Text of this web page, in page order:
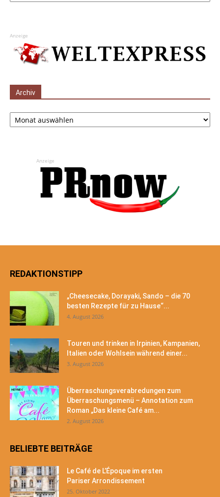
Anzeige
Archiv
Archiv
Anzeige
REDAKTIONSTIPP
„Cheesecake, Dorayaki, Sando – die 70
besten Rezepte für zu Hause“...
4. August 2026
Touren und trinken in Irpinien, Kampanien,
Italien oder Wohlsein während einer...
3. August 2026
Überraschungsverabredungen zum
Überraschungsmenü – Annotation zum
Roman „Das kleine Café am...
2. August 2026
BELIEBTE BEITRÄGE
Le Café de L’Époque im ersten
Pariser Arrondissement
25. Oktober 2022